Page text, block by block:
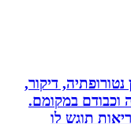
דיקור,
במקומם.
לו